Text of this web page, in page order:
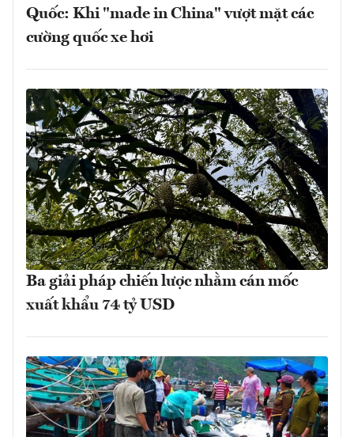
Quốc: Khi "made in China" vượt mặt các
cường quốc xe hơi
Ba giải pháp chiến lược nhằm cán mốc
xuất khẩu 74 tỷ USD